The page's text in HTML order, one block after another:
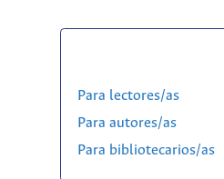
Para lectores/as
Para autores/as
Para bibliotecarios/as